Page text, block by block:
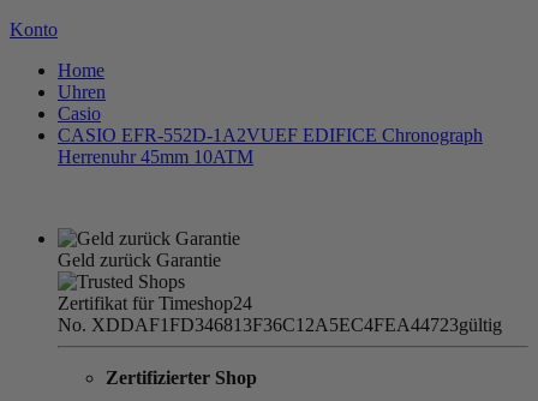
Konto
Home
Uhren
Casio
CASIO EFR-552D-1A2VUEF EDIFICE Chronograph
Herrenuhr 45mm 10ATM
Geld zurück Garantie
Zertifikat für Timeshop24
No. XDDAF1FD346813F36C12A5EC4FEA44723gültig
Zertifizierter Shop